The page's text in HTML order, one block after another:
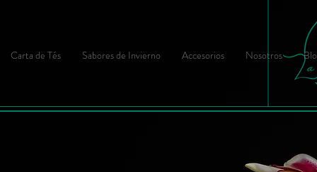
Carta de Tés Sabores de Invierno Accesorios Nosotros